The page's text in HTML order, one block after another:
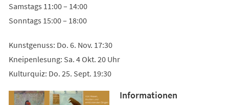
Samstags 11:00 – 14:00
Sonntags 15:00 – 18:00
Kunstgenuss: Do. 6. Nov. 17:30
Kneipenlesung: Sa. 4 Okt. 20 Uhr
Kulturquiz: Do. 25. Sept. 19:30
Informationen